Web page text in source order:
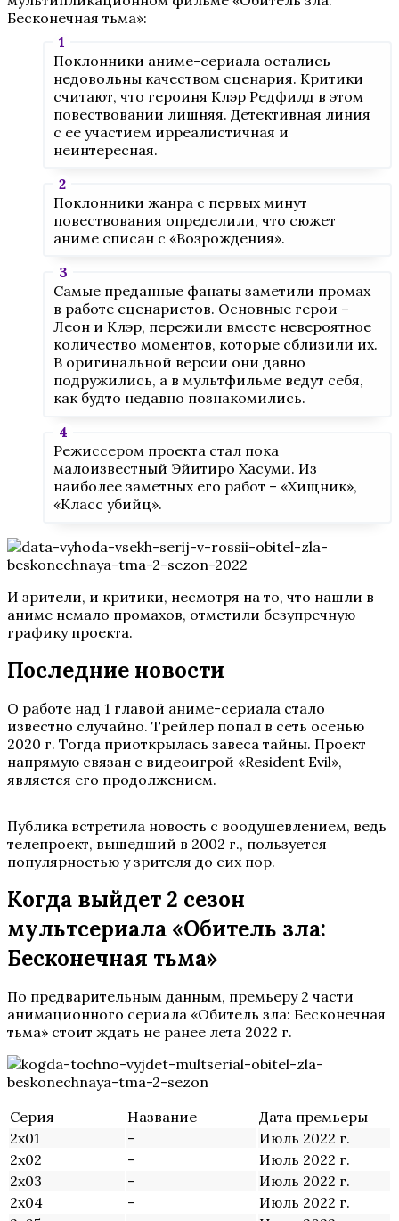
Бесконечная тьма»:
Поклонники аниме-сериала остались
недовольны качеством сценария. Критики
считают, что героиня Клэр Редфилд в этом
повествовании лишняя. Детективная линия
с ее участием ирреалистичная и
неинтересная.
Поклонники жанра с первых минут
повествования определили, что сюжет
аниме списан с «Возрождения».
Самые преданные фанаты заметили промах
в работе сценаристов. Основные герои –
Леон и Клэр, пережили вместе невероятное
количество моментов, которые сблизили их.
В оригинальной версии они давно
подружились, а в мультфильме ведут себя,
как будто недавно познакомились.
Режиссером проекта стал пока
малоизвестный Эйитиро Хасуми. Из
наиболее заметных его работ – «Хищник»,
«Класс убийц».
И зрители, и критики, несмотря на то, что нашли в
аниме немало промахов, отметили безупречную
графику проекта.
Последние новости
О работе над 1 главой аниме-сериала стало
известно случайно. Трейлер попал в сеть осенью
2020 г. Тогда приоткрылась завеса тайны. Проект
напрямую связан с видеоигрой «Resident Evil»,
является его продолжением.
Публика встретила новость с воодушевлением, ведь
телепроект, вышедший в 2002 г., пользуется
популярностью у зрителя до сих пор.
Когда выйдет 2 сезон
мультсериала «Обитель зла:
Бесконечная тьма»
По предварительным данным, премьеру 2 части
анимационного сериала «Обитель зла: Бесконечная
тьма» стоит ждать не ранее лета 2022 г.
Серия Название
Дата премьеры
2х01
–
Июль 2022 г.
2х02
–
Июль 2022 г.
2х03
–
Июль 2022 г.
2х04
–
Июль 2022 г.